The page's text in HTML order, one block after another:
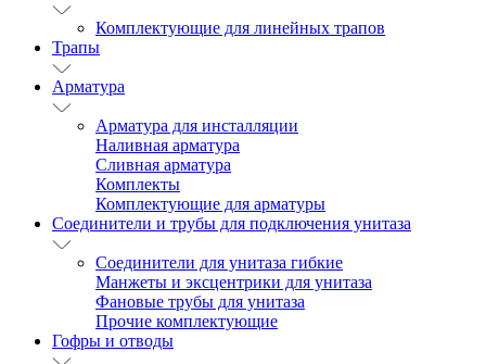
Комплектующие для линейных трапов
Трапы
Арматура
Арматура для инсталляции
Наливная арматура
Сливная арматура
Комплекты
Комплектующие для арматуры
Соединители и трубы для подключения унитаза
Соединители для унитаза гибкие
Манжеты и эксцентрики для унитаза
Фановые трубы для унитаза
Прочие комплектующие
Гофры и отводы